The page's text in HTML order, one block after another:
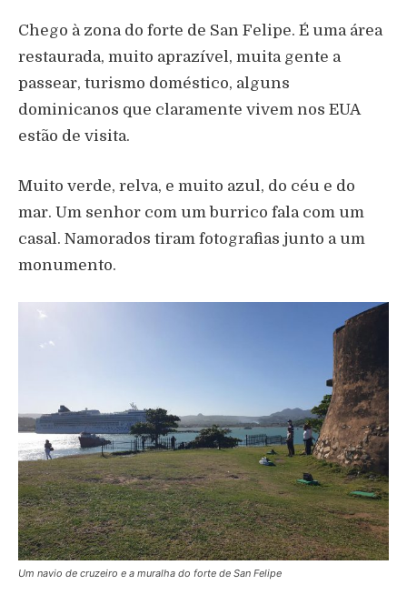
Chego à zona do forte de San Felipe. É uma área
restaurada, muito aprazível, muita gente a
passear, turismo doméstico, alguns
dominicanos que claramente vivem nos EUA
estão de visita.
Muito verde, relva, e muito azul, do céu e do
mar. Um senhor com um burrico fala com um
casal. Namorados tiram fotografias junto a um
monumento.
Um navio de cruzeiro e a muralha do forte de San Felipe